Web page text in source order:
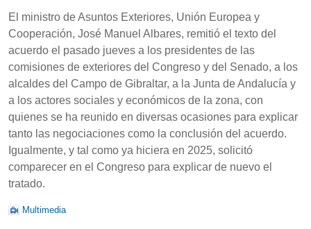
El ministro de Asuntos Exteriores, Unión Europea y
Cooperación, José Manuel Albares, remitió el texto del
acuerdo el pasado jueves a los presidentes de las
comisiones de exteriores del Congreso y del Senado, a los
alcaldes del Campo de Gibraltar, a la Junta de Andalucía y
a los actores sociales y económicos de la zona, con
quienes se ha reunido en diversas ocasiones para explicar
tanto las negociaciones como la conclusión del acuerdo.
Igualmente, y tal como ya hiciera en 2025, solicitó
comparecer en el Congreso para explicar de nuevo el
tratado.
Multimedia